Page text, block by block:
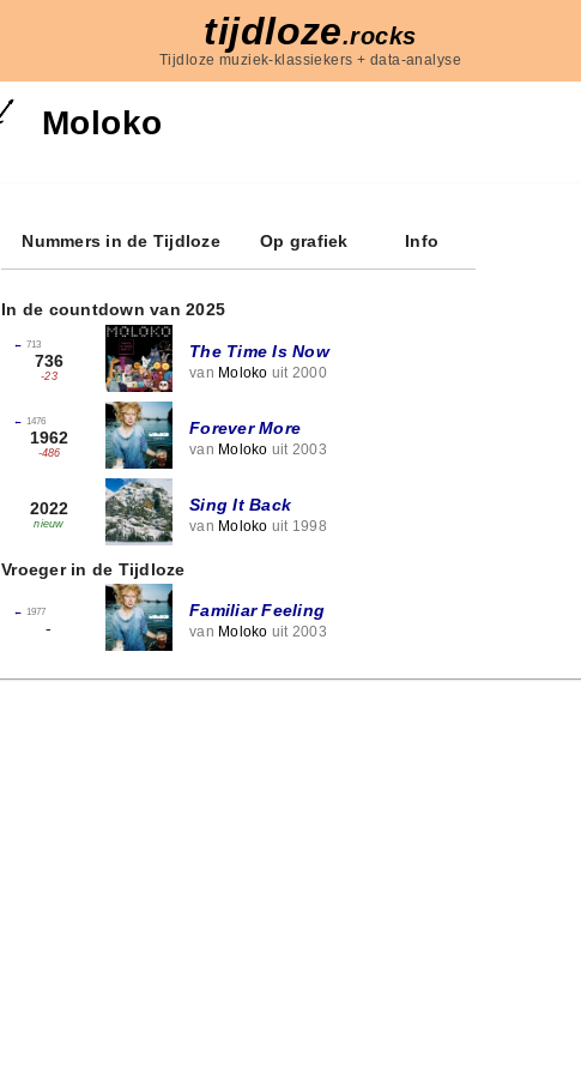
tijdloze.rocks
Tijdloze muziek-klassiekers + data-analyse
Moloko
Nummers in de Tijdloze Op grafiek Info
In de countdown van 2025
← 713
736
-23
The Time Is Now
van Moloko uit 2000
← 1476
1962
-486
Forever More
van Moloko uit 2003
2022
nieuw
Sing It Back
van Moloko uit 1998
Vroeger in de Tijdloze
← 1977
-
Familiar Feeling
van Moloko uit 2003